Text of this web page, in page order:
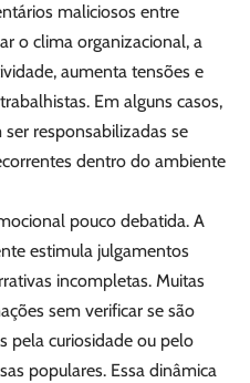
maliciosos entre
o clima organizacional, a
aumenta tensões e
Em alguns casos,
responsabilizadas se
dentro do ambiente
pouco debatida. A
estimula julgamentos
incompletas. Muitas
sem verificar se são
pela curiosidade ou pelo
populares. Essa dinâmica